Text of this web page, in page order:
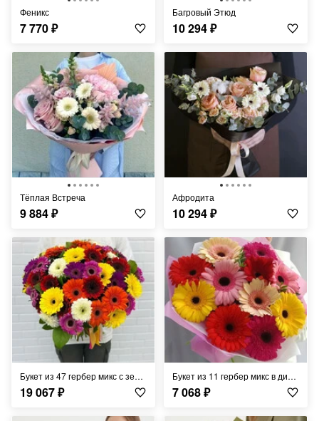
Феникс
7 770₽
Багровый Этюд
10 294₽
Тёплая Встреча
9 884₽
Афродита
10 294₽
Букет из 47 гербер микс с зеленью в дизайнерском оформлении 45 см
19 067₽
Букет из 11 гербер микс в дизайнерском оформлении 45 см
7 068₽